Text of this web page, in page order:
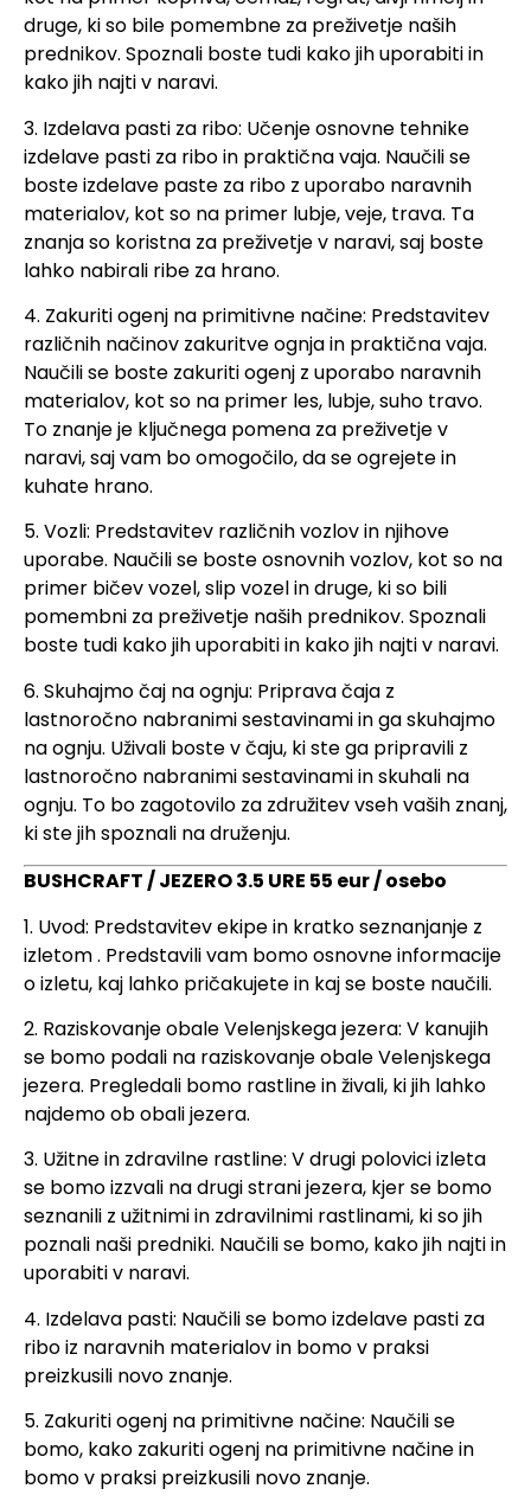
druge, ki so bile pomembne za preživetje naših
prednikov. Spoznali boste tudi kako jih uporabiti in
kako jih najti v naravi.
3. Izdelava pasti za ribo: Učenje osnovne tehnike
izdelave pasti za ribo in praktična vaja. Naučili se
boste izdelave paste za ribo z uporabo naravnih
materialov, kot so na primer lubje, veje, trava. Ta
znanja so koristna za preživetje v naravi, saj boste
lahko nabirali ribe za hrano.
4. Zakuriti ogenj na primitivne načine: Predstavitev
različnih načinov zakuritve ognja in praktična vaja.
Naučili se boste zakuriti ogenj z uporabo naravnih
materialov, kot so na primer les, lubje, suho travo.
To znanje je ključnega pomena za preživetje v
naravi, saj vam bo omogočilo, da se ogrejete in
kuhate hrano.
5. Vozli: Predstavitev različnih vozlov in njihove
uporabe. Naučili se boste osnovnih vozlov, kot so na
primer bičev vozel, slip vozel in druge, ki so bili
pomembni za preživetje naših prednikov. Spoznali
boste tudi kako jih uporabiti in kako jih najti v naravi.
6. Skuhajmo čaj na ognju: Priprava čaja z
lastnoročno nabranimi sestavinami in ga skuhajmo
na ognju. Uživali boste v čaju, ki ste ga pripravili z
lastnoročno nabranimi sestavinami in skuhali na
ognju. To bo zagotovilo za združitev vseh vaših znanj,
ki ste jih spoznali na druženju.
BUSHCRAFT / JEZERO 3.5 URE 55 eur / osebo
1. Uvod: Predstavitev ekipe in kratko seznanjanje z
izletom . Predstavili vam bomo osnovne informacije
o izletu, kaj lahko pričakujete in kaj se boste naučili.
2. Raziskovanje obale Velenjskega jezera: V kanujih
se bomo podali na raziskovanje obale Velenjskega
jezera. Pregledali bomo rastline in živali, ki jih lahko
najdemo ob obali jezera.
3. Užitne in zdravilne rastline: V drugi polovici izleta
se bomo izzvali na drugi strani jezera, kjer se bomo
seznanili z užitnimi in zdravilnimi rastlinami, ki so jih
poznali naši predniki. Naučili se bomo, kako jih najti in
uporabiti v naravi.
4. Izdelava pasti: Naučili se bomo izdelave pasti za
ribo iz naravnih materialov in bomo v praksi
preizkusili novo znanje.
5. Zakuriti ogenj na primitivne načine: Naučili se
bomo, kako zakuriti ogenj na primitivne načine in
bomo v praksi preizkusili novo znanje.